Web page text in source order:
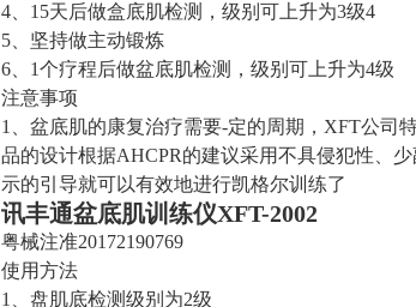
4、15天后做盒底肌检测，级别可上升为3级4
5、坚持做主动锻炼
6、1个疗程后做盆底肌检测，级别可上升为4级
注意事项
1、盆底肌的康复治疗需要-定的周期，XFT公司
品的设计根据AHCPR的建议采用不具侵犯性、
示的引导就可以有效地进行凯格尔训练了
讯丰通盆底肌训练仪XFT-2002
粤械注准20172190769
使用方法
1、盘肌底检测级别为2级